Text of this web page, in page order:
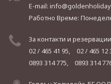
E-mail:
Работно Време:
За контакти и
02 / 465 41 95,
02 / 465 12
0893 314 775,
0893 314